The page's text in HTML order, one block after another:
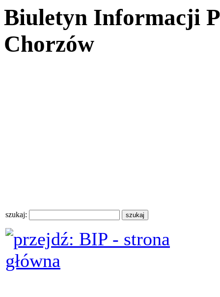
Biuletyn Informacji
Chorzów
szukaj: